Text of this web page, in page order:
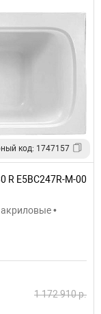
код: 1747157
R E5BC247R-M-00
•
1 172 910 р.